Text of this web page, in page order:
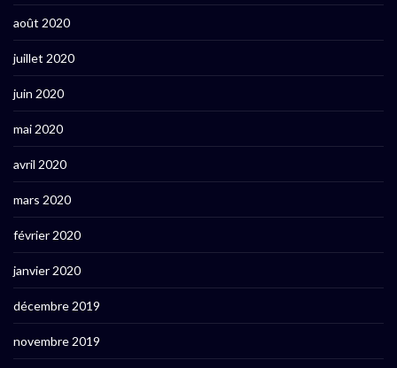
août 2020
juillet 2020
juin 2020
mai 2020
avril 2020
mars 2020
février 2020
janvier 2020
décembre 2019
novembre 2019